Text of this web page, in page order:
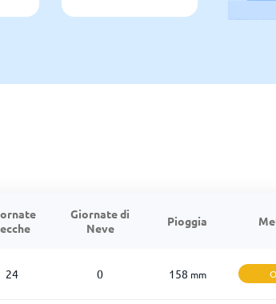
Giornate di
Neve
Pioggia
24 0 158 mm